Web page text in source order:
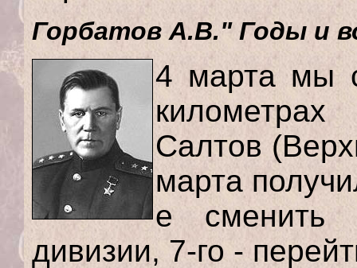
Горбатов А.В." Годы и
4 марта мы
Салтов
марта
е сменить
дивизии, 7-го -